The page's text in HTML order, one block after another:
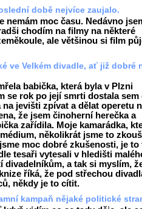
době nejvíce zaujalo.
nemám moc času. Nedávno
chodím na filmy na některé
ale většinou si film
ve Velkém divadle, ať již dobré
babička, která byla v Plzni
se rok po její smrti dostala sem
jevišti zpívat a dělat operetu
že jsem činoherní herečka a
zařídila. Moje kamarádka,
několikrát jsme to
moc dobré zkušenosti, je to
tesaři vytesali v hledišti
divadelníkům, a tak si myslím,
říká, že pod střechou
někdy je to cítit.
kampaň nějaké politické